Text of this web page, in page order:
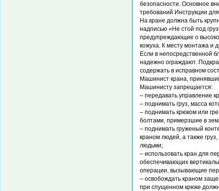
безопасности. Основное
требований Инструкции
На кране должна быть
надписью «Не стой под
предупреждающие о
кожуха. К месту монтажа и
Если в непосредственной
надежно ограждают.
содержать в исправном
Машинист крана,
Машинисту запрещается:
– передавать управление
– поднимать груз, масса
– поднимать крюком или
болтами, примерзшие в
– поднимать груженый
краном людей, а также
людьми;
– использовать кран для
обеспечивающих
операции, вызывающие
– освобождать краном
при спущенном крюке